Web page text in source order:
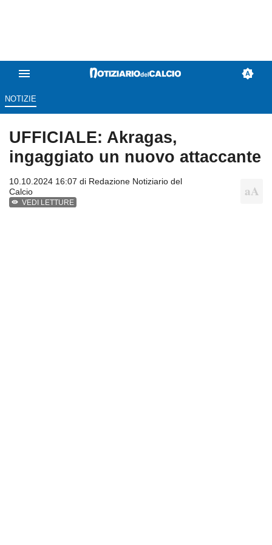
NOTIZIE
UFFICIALE: Akragas,
ingaggiato un nuovo attaccante
10.10.2024 16:07 di Redazione Notiziario del
Calcio
VEDI LETTURE